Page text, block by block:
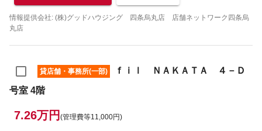
情報提供会社: (株)グッドハウジング 四条烏丸店 店舗ネットワーク四条烏
丸店
貸店舗・事務所(一部)
ｆｉｌ ＮＡＫＡＴＡ ４－Ｄ
号室 4階
7.26万円 (管理費等11,000円)